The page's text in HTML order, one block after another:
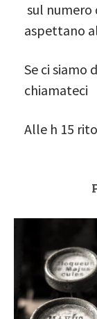
sul
aspettano
Se ci
chiamateci
Alle h 15